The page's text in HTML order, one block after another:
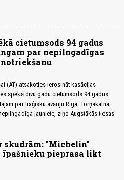
cietumsods 94 gadus
par nepilngadīgas
(AT) atsakoties ierosināt kasācijas
spēkā divu gadu cietumsods 94 gadus
par traģisku avāriju Rīgā, Torņakalnā,
jauniete, ziņo Augstākās tiesas
skudrām: "Michelin"
īpašnieku pieprasa likt